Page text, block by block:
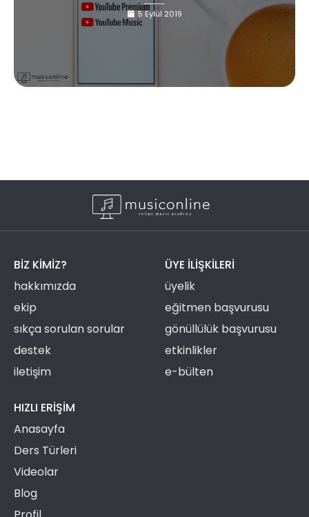
5 Eylül 2019
BIZ KIMIZ?
hakkımızda
ekip
sıkça sorulan sorular
destek
iletişim
ÜYE ILIŞKILERI
üyelik
eğitmen başvurusu
gönüllülük başvurusu
etkinlikler
e-bülten
HIZLI ERIŞIM
Anasayfa
Ders Türleri
Videolar
Blog